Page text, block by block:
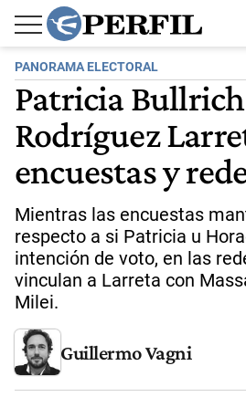
PANORAMA ELECTORAL
Patricia
Rodríguez
encuestas y
Mientras las encuestas
respecto a si Patricia u
intención de voto, en las
vinculan a Larreta con
Milei.
Guillermo Vagni